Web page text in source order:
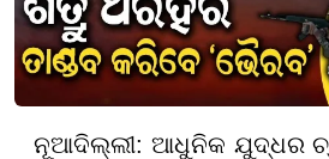
ନୂଆଦିଲ୍ଲୀ: ଆଧୁନିକ ଯୁଦ୍ଧର